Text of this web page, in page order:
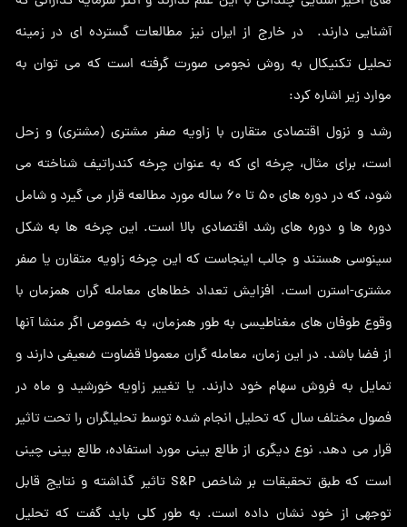
آشنایی دارند. در خارج از ایران نیز مطالعات گسترده ای در زمینه
تحلیل تکنیکال به روش نجومی صورت گرفته است که می توان به
موارد زیر اشاره کرد:
رشد و نزول اقتصادی متقارن با زاویه صفر مشتری (مشتری) و زحل
است، برای مثال، چرخه ای که به عنوان چرخه کندراتیف شناخته می
شود، که در دوره های 50 تا 60 ساله مورد مطالعه قرار می گیرد و شامل
دوره ها و دوره های رشد اقتصادی بالا است. این چرخه ها به شکل
سینوسی هستند و جالب اینجاست که این چرخه زاویه متقارن یا صفر
مشتری-استرن است. افزایش تعداد خطاهای معامله گران همزمان با
وقوع طوفان های مغناطیسی به طور همزمان، به خصوص اگر منشا آنها
از فضا باشد. در این زمان، معامله گران معمولا قضاوت ضعیفی دارند و
تمایل به فروش سهام خود دارند. یا تغییر زاویه خورشید و ماه در
فصول مختلف سال که تحلیل انجام شده توسط تحلیلگران را تحت تاثیر
قرار می دهد. نوع دیگری از طالع بینی مورد استفاده، طالع بینی چینی
است که طبق تحقیقات بر شاخص S&P تاثیر گذاشته و نتایج قابل
توجهی از خود نشان داده است. به طور کلی باید گفت که تحلیل